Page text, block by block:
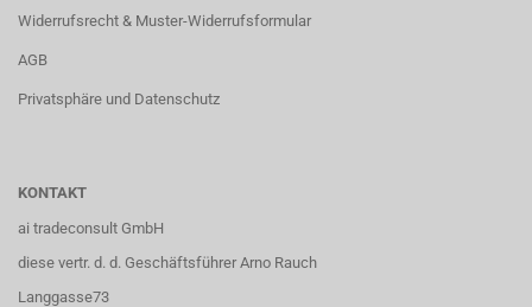
Widerrufsrecht & Muster-Widerrufsformular
AGB
Privatsphäre und Datenschutz
KONTAKT
ai tradeconsult GmbH
diese vertr. d. d. Geschäftsführer Arno Rauch
Langgasse73